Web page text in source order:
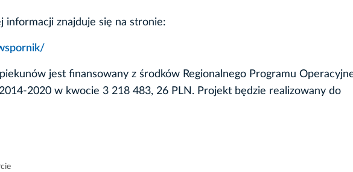
informacji znajduje się na stronie:
jest finansowany z środków Regionalnego Programu
2020 w kwocie 3 218 483, 26 PLN. Projekt będzie realizowany do